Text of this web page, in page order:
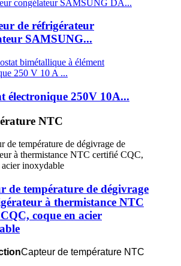
de réfrigérateur
SAMSUNG...
électronique 250V 10A...
NTC
de température de dégivrage
à thermistance NTC
coque en acier
Capteur de température NTC